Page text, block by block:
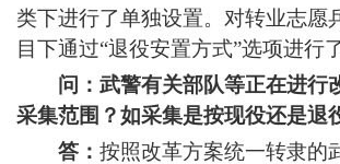
类下进行了单独设置。对转业志愿
目下通过“退役安置方式”选项进行
问：武警有关部队等正在进行
采集范围？如采集是按现役还是退
答： 按照改革方案统一转隶的